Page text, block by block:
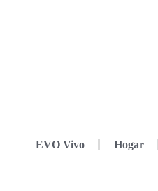
EVO Vivo Hogar